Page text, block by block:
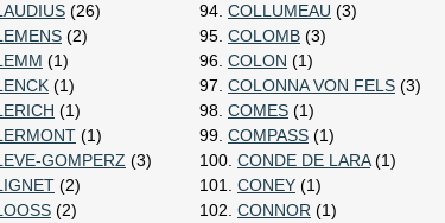
(26)
(2)
(1)
(1)
(1)
(1)
GOMPERZ (3)
(2)
(2)
94. COLLUMEAU (3)
95. COLOMB (3)
96. COLON (1)
97. COLONNA VON FELS (3)
98. COMES (1)
99. COMPASS (1)
100. CONDE DE LARA(1)
101. CONEY (1)
102. CONNOR (1)